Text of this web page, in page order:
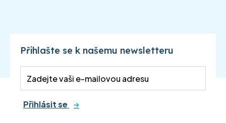
Přihlašte se k našemu newsletteru
Přihlásit se